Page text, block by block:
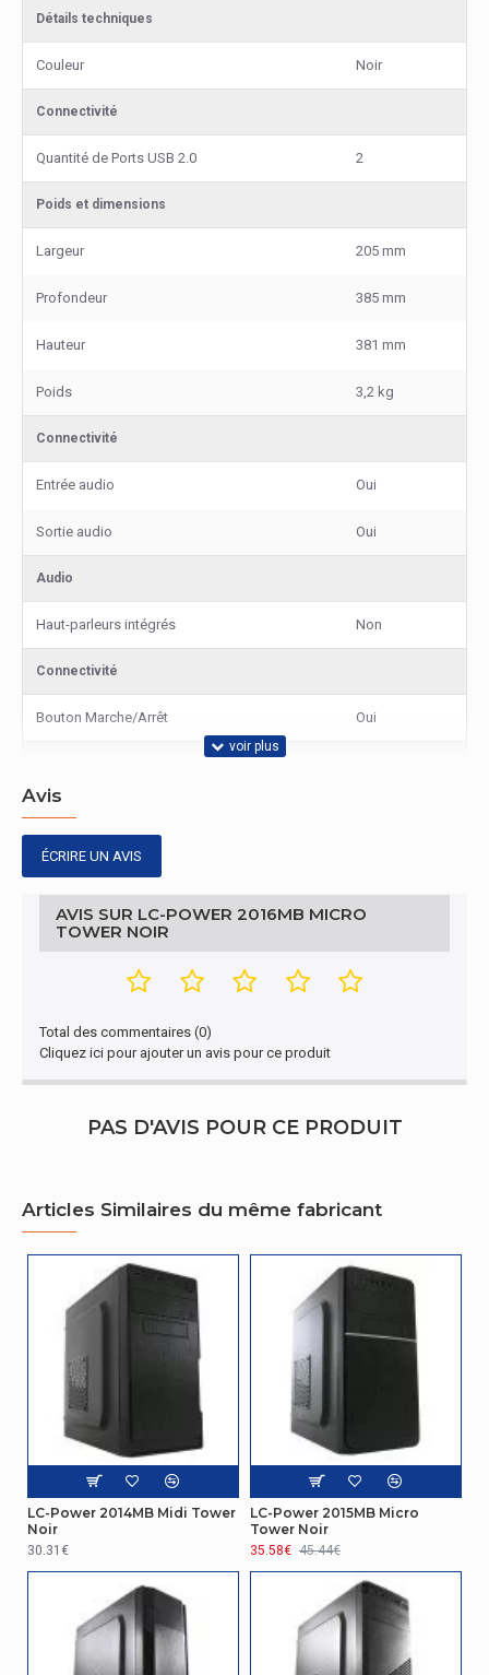
Détails techniques
Couleur Noir
Connectivité
Quantité de Ports USB 2.0 2
Poids et dimensions
Largeur 205 mm
Profondeur 385 mm
Hauteur 381 mm
Poids 3,2 kg
Connectivité
Entrée audio Oui
Sortie audio Oui
Audio
Haut-parleurs intégrés Non
Connectivité
Bouton Marche/Arrêt Oui
Autres caractéristiques
Emballage
Largeur de l'emballage 268 mm
Profondeur de l'emballage
Hauteur de l'emballage 418 mm
Poids du paquet 4,1 kg
Voyants
Ergonomie
Bouton de réinitialisation
Autres caractéristiques
Type
Connectivité
Quantité de ports de type A USB 3,0 (3,1 Gen
1)
2
Refroidissement
Ventilateurs avant maximale 2
Prise en charge des diamètres des ventilateurs
Avis
ÉCRIRE UN AVIS
AVIS SUR LC-POWER 2016MB MICRO
TOWER NOIR
Total des commentaires (0)
Cliquez ici pour ajouter un avis pour ce produit
PAS D'AVIS POUR CE PRODUIT
Articles Similaires du même fabricant
LC-Power 2014MB Midi Tower
Noir
30.31€
LC-Power 2015MB Micro
Tower Noir
35.58€ 45.44€